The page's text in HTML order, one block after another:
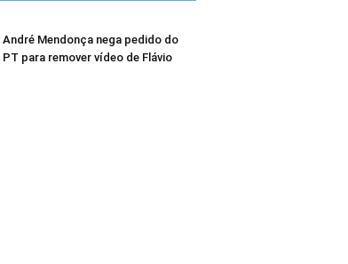
André Mendonça nega pedido do
PT para remover vídeo de Flávio